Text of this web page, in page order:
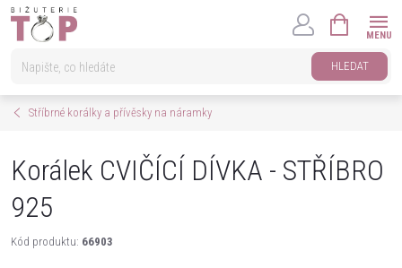
Přejít
HLEDAT
KOŠÍK
Stříbrné korálky a přívěsky na náramky
Korálek CVIČÍCÍ DÍVKA - STŘÍBRO
925
Kód produktu: 66903